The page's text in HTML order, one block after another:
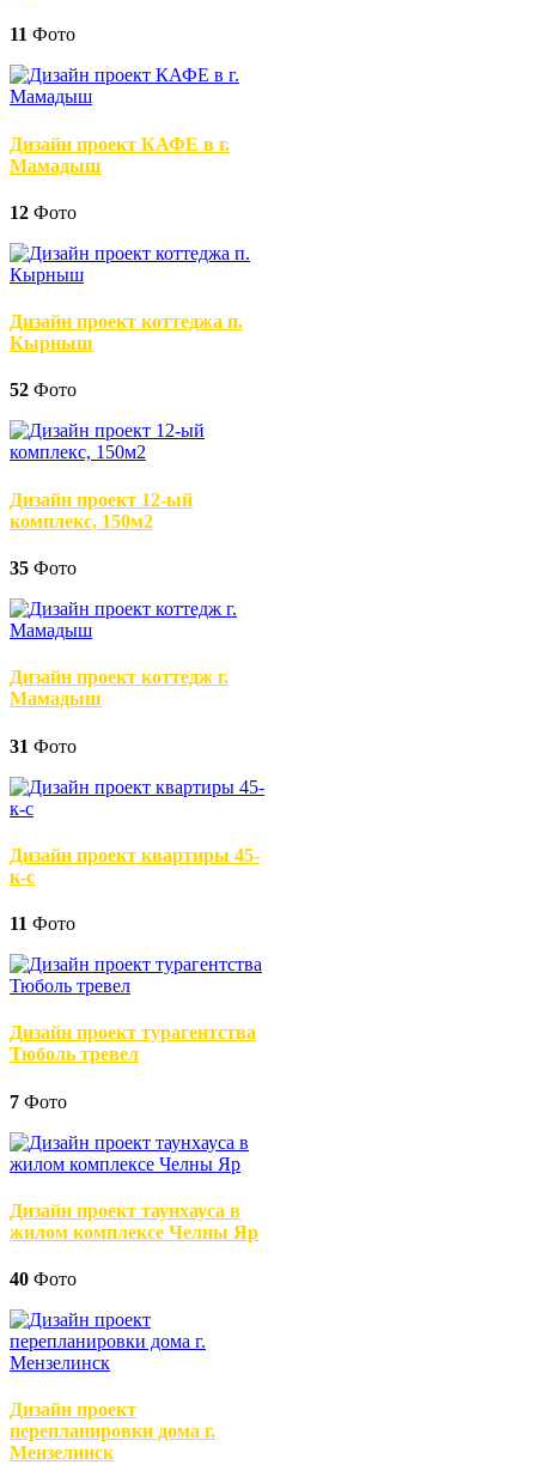
11 Фото
Дизайн проект КАФЕ в г.
Мамадыш
12 Фото
Дизайн проект коттеджа п.
Кырныш
52 Фото
Дизайн проект 12-ый
комплекс, 150м2
35 Фото
Дизайн проект коттедж г.
Мамадыш
31 Фото
Дизайн проект квартиры 45-
к-с
11 Фото
Дизайн проект турагентства
Тюболь тревел
7 Фото
Дизайн проект таунхауса в
жилом комплексе Челны Яр
40 Фото
Дизайн проект
перепланировки дома г.
Мензелинск